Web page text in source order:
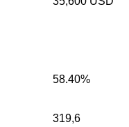
58.40%
319,6